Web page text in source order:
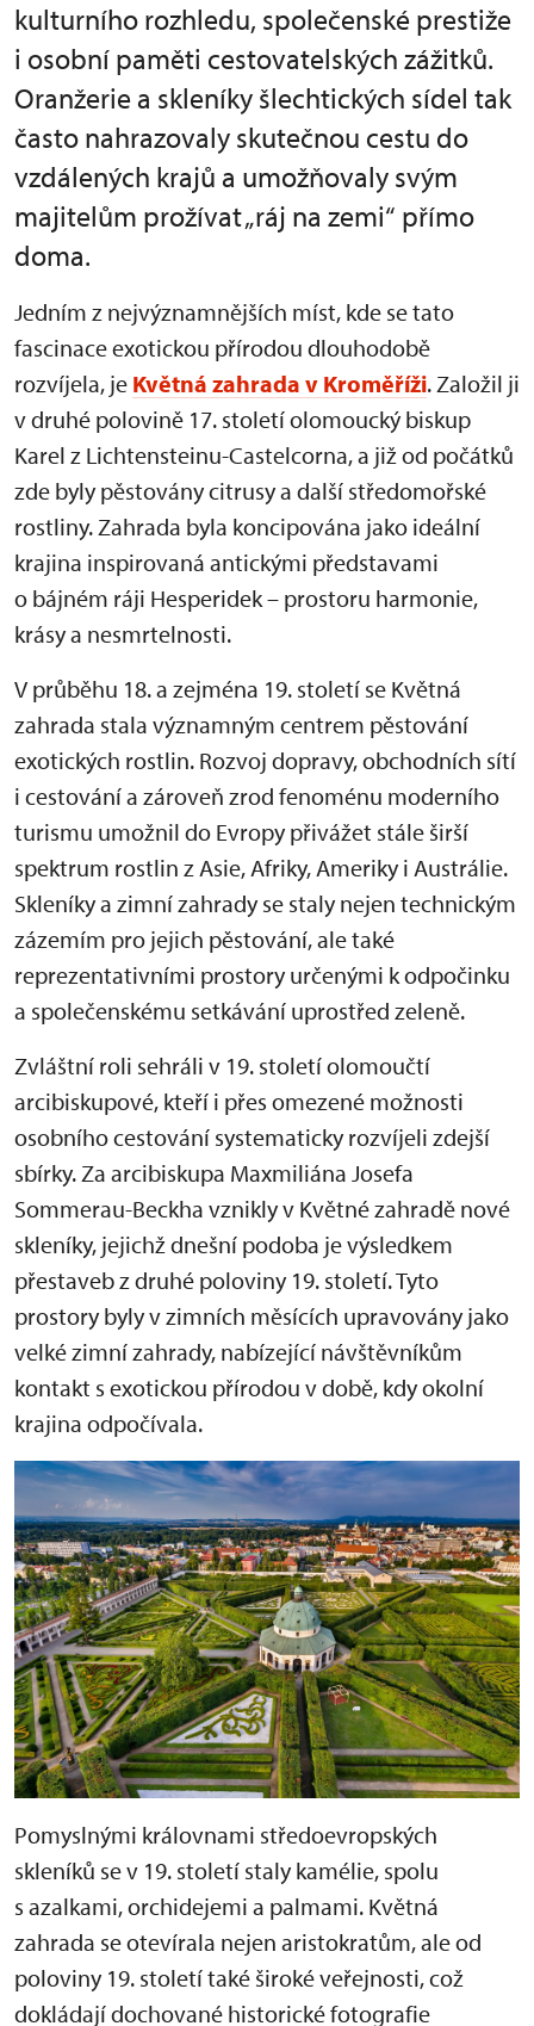
kulturního rozhledu, společenské prestiže
i osobní paměti cestovatelských zážitků.
Oranžerie a skleníky šlechtických sídel tak
často nahrazovaly skutečnou cestu do
vzdálených krajů a umožňovaly svým
majitelům prožívat „ráj na zemi“ přímo
doma.
Jedním z nejvýznamnějších míst, kde se tato
fascinace exotickou přírodou dlouhodobě
rozvíjela, je Květná zahrada v Kroměříži. Založil ji
v druhé polovině 17. století olomoucký biskup
Karel z Lichtensteinu-Castelcorna, a již od počátků
zde byly pěstovány citrusy a další středomořské
rostliny. Zahrada byla koncipována jako ideální
krajina inspirovaná antickými představami
o bájném ráji Hesperidek – prostoru harmonie,
krásy a nesmrtelnosti.
V průběhu 18. a zejména 19. století se Květná
zahrada stala významným centrem pěstování
exotických rostlin. Rozvoj dopravy, obchodních sítí
i cestování a zároveň zrod fenoménu moderního
turismu umožnil do Evropy přivážet stále širší
spektrum rostlin z Asie, Afriky, Ameriky i Austrálie.
Skleníky a zimní zahrady se staly nejen technickým
zázemím pro jejich pěstování, ale také
reprezentativními prostory určenými k odpočinku
a společenskému setkávání uprostřed zeleně.
Zvláštní roli sehráli v 19. století olomoučtí
arcibiskupové, kteří i přes omezené možnosti
osobního cestování systematicky rozvíjeli zdejší
sbírky. Za arcibiskupa Maxmiliána Josefa
Sommerau-Beckha vznikly v Květné zahradě nové
skleníky, jejichž dnešní podoba je výsledkem
přestaveb z druhé poloviny 19. století. Tyto
prostory byly v zimních měsících upravovány jako
velké zimní zahrady, nabízející návštěvníkům
kontakt s exotickou přírodou v době, kdy okolní
krajina odpočívala.
Pomyslnými královnami středoevropských
skleníků se v 19. století staly kamélie, spolu
s azalkami, orchidejemi a palmami. Květná
zahrada se otevírala nejen aristokratům, ale od
poloviny 19. století také široké veřejnosti, což
dokládají dochované historické fotografie